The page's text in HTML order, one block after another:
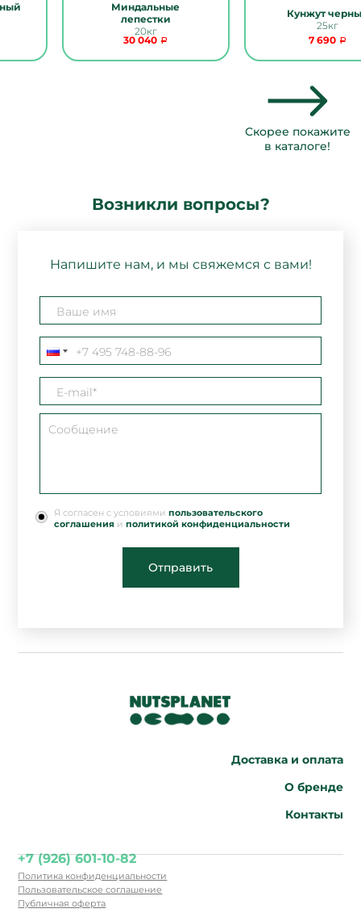
Миндальные
лепестки
20кг
30 040
Кунжут
25кг
7 690
Скорее покажите
в каталоге!
Возникли вопросы?
Напишите нам, и мы свяжемся с вами!
Я согласен с условиямипользовательского
соглашения иполитикой конфиденциальности
Отправить
+7 (926) 601-10-82
Доставка и оплата
О бренде
Контакты
Политика конфиденциальности
Пользовательское соглашение
Публичная оферта